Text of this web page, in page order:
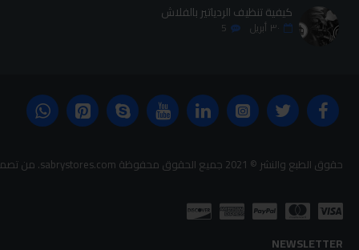
كيفية تنظيف الردياتير بالفلاش
٣٠ أبريل 5
حقوق الطبع والنشر © 2021 جميع الحقوق محفوظة sabrystores.com. من تصميم-
NEWSLETTER